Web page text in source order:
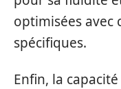
optimisées avec
spécifiques.
Enfin, la